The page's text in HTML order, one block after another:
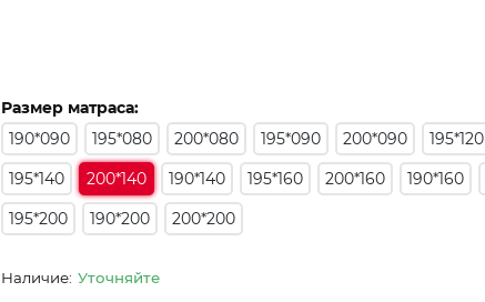
Размер матраса:
190*090
195*080 200*080 195*090 200*090 195*120
195*140
200*140 190*140 195*160 200*160 190*160
195*200
190*200 200*200
Уточняйте